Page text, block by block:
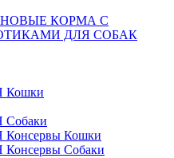
КОРМА С
ДЛЯ СОБАК
Кошки
Собаки
Консервы Кошки
Консервы Собаки